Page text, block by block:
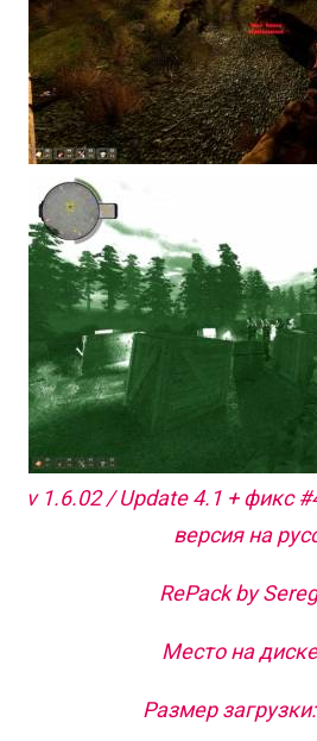
v 1.6.02 / Update 4.1 + фикс
версия на
RePack by
Место на
Размер загрузки: